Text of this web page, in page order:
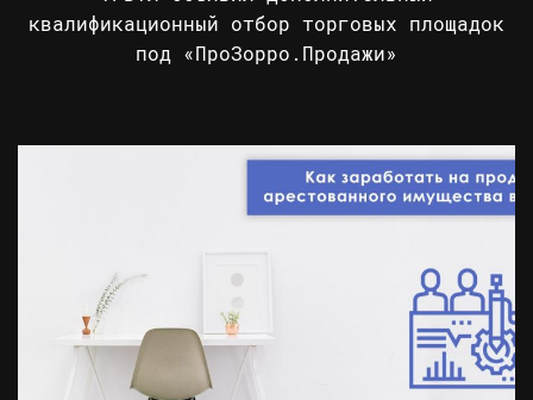
квалификационный отбор торговых площадок
под «ПроЗорро.Продажи»